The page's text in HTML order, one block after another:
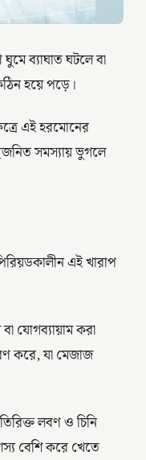
ব্যাঘাত ঘটলে বা
হয়ে পড়ে।
এই হরমোনের
সমস্যায় ভুগলে
এই খারাপ
যোগব্যায়াম করা
করে, যা মেজাজ
লবণ ও চিনি
বেশি করে খেতে